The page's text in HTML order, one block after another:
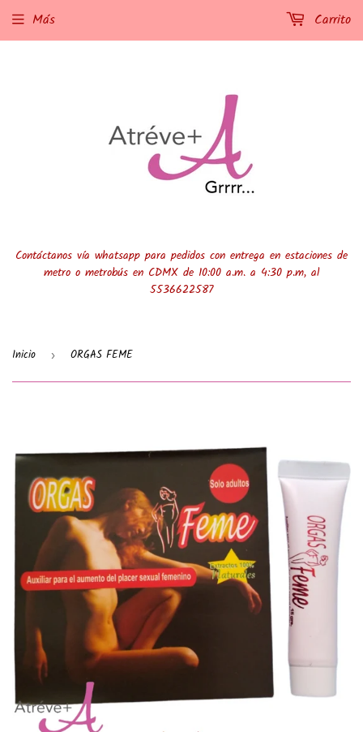
Contáctanos vía whatsapp para pedidos con entrega en estaciones de
metro o metrobús en CDMX de 10:00 a.m. a 4:30 p.m, al
5536622587
Más Carrito
Inicio › ORGAS FEME